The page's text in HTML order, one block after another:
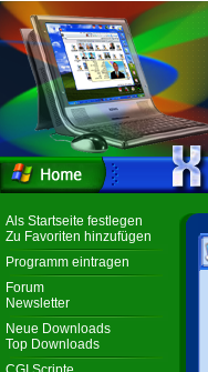
Als Startseite festlegen
Zu Favoriten hinzufügen
Programm eintragen
Forum
Newsletter
Neue Downloads
Top Downloads